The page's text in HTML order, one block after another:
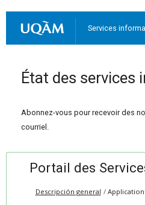
Services
État des services
Abonnez-vous pour recevoir des
courriel.
Portail des
Descripción general